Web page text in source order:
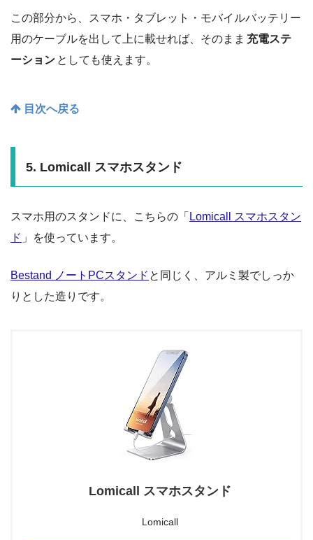
この部分から、スマホ・タブレット・モバイルバッテリー
用のケーブルを出して上に載せれば、そのまま 充電ステ
ーション としても使えます。
目次へ戻る
5. Lomicall スマホスタンド
スマホ用のスタンドに、こちらの「 Lomicall スマホスタン
ド 」を使っています。
Bestand ノートPCスタンド と同じく、アルミ製でしっか
りとした造りです。
Lomicall スマホスタンド
Lomicall